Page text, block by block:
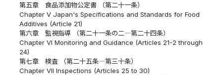
第五章 食品添加物公定書 （第二十一条）
Chapter V Japan's Specifications and Standards for Food
Additives (Article 21)
第六章 監視指導 （第二十一条の二―第二十四条）
Chapter VI Monitoring and Guidance (Articles 21-2 through
24)
第七章 検査 （第二十五条―第三十条）
Chapter VII Inspections (Articles 25 to 30)